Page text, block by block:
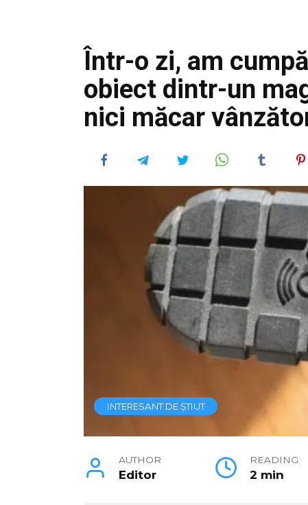
Într-o zi, am
obiect dintr-un
nici măcar
INTERESANT DE ȘTIUT
AUTHOR
Editor
READING
2 min